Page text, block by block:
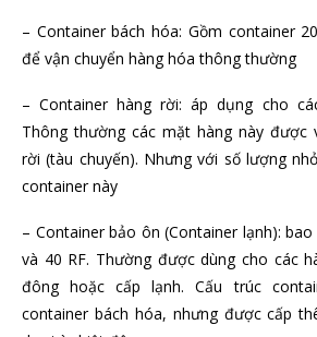
– Container bách hóa: Gồm container
để vận chuyển hàng hóa thông thường
– Container hàng rời: áp dụng cho
Thông thường các mặt hàng này được
rời (tàu chuyến). Nhưng với số lượng
container này
– Container bảo ôn (Container lạnh):
và 40 RF. Thường được dùng cho các
đông hoặc cấp lạnh. Cấu trúc
container bách hóa, nhưng được cấp